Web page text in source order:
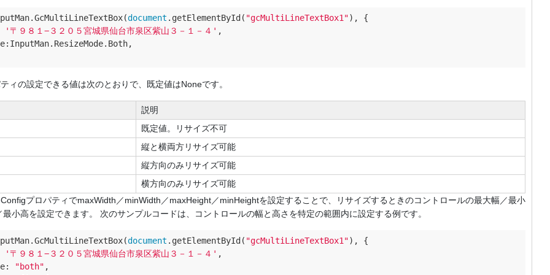
document .getElementById( "gcMultiLineTextBox1"), {
'〒９８１−３２０５宮城県仙台市泉区紫山３－１－４' ,
:InputMan.ResizeMode.Both,
ィの設定できる値は次のとおりで、既定値はNoneです。
説明
既定値。リサイズ不可
縦と横両方リサイズ可能
縦方向のみリサイズ可能
横方向のみリサイズ可能
プロパティでmaxWidth／minWidth／maxHeight／minHeightを設定することで、リサイズするときのコントロールの最大幅／最小
小高を設定できます。 次のサンプルコードは、コントロールの幅と高さを特定の範囲内に設定する例です。
document .getElementById( "gcMultiLineTextBox1"), {
'〒９８１−３２０５宮城県仙台市泉区紫山３－１－４' ,
: "both" ,